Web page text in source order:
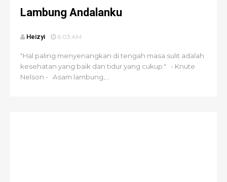
Lambung Andalanku
Heizyi 6:03 AM
"Hal paling menyenangkan di tengah masa sulit adalah
kesehatan yang baik dan tidur yang cukup." - Knute
Nelson - Asam lambung,...